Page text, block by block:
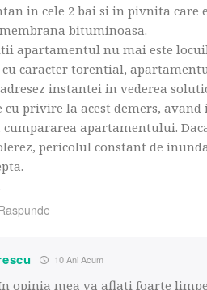
in cele 2 bai si in pivnita care
bituminoasa.
apartamentul nu mai este
caracter torential,
adresez instantei in vederea
privire la acest demers,
apartamentului.
pericolul constant de
10 Ani Acum
opinia mea va aflati foarte